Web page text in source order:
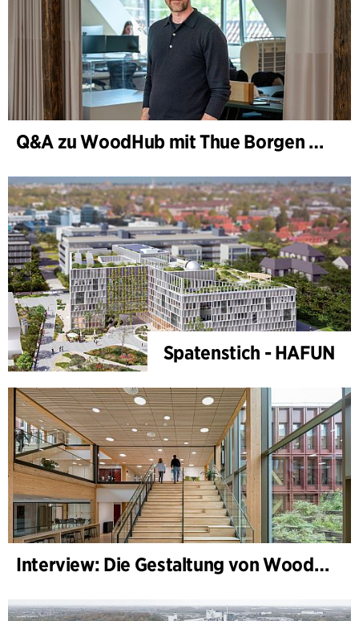
Q&A zu WoodHub mit Thue Borgen Hasløv
Spatenstich - HAFUN
Interview: Die Gestaltung von WoodHub — Dänemarks größtes Holzgebäude